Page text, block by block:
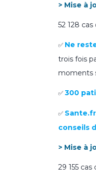
> Mise à
52 128
✅ Ne
trois fois
moments
✅ 300
✅
conseils
> Mise à
29 155